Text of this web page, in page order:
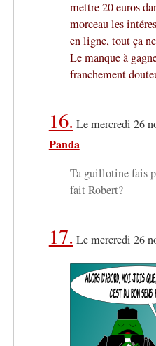
mettre 20 euros
morceau les
en ligne, tout ça
Le manque à
franchement
16. Le mercredi 26
Panda
Ta guillotine fais
fait Robert?
17. Le mercredi 26